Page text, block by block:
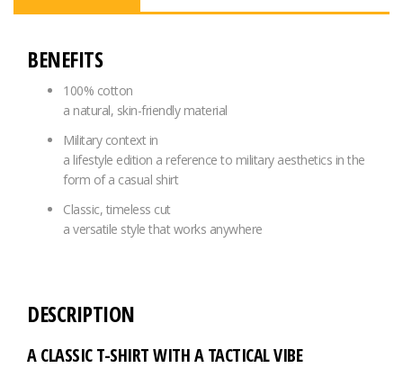
BENEFITS
100% cotton
a natural, skin-friendly material
Military context in
a lifestyle edition a reference to military aesthetics in the
form of a casual shirt
Classic, timeless cut
a versatile style that works anywhere
DESCRIPTION
A CLASSIC T-SHIRT WITH A TACTICAL VIBE